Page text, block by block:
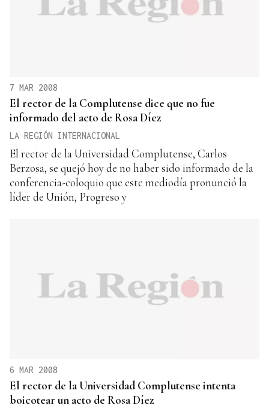
7 MAR 2008
El rector de la Complutense dice que no fue
informado del acto de Rosa Díez
LA REGIÓN INTERNACIONAL
El rector de la Universidad Complutense, Carlos
Berzosa, se quejó hoy de no haber sido informado de la
conferencia-coloquio que este mediodía pronunció la
líder de Unión, Progreso y
6 MAR 2008
El rector de la Universidad Complutense intenta
boicotear un acto de Rosa Díez